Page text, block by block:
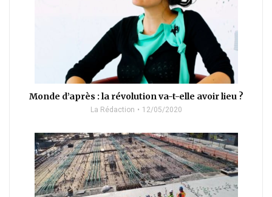
Monde d’après : la révolution va-t-elle avoir lieu ?
La Rédaction 12/05/2020